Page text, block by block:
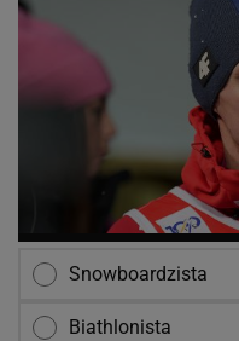
Snowboardzista
Biathlonista